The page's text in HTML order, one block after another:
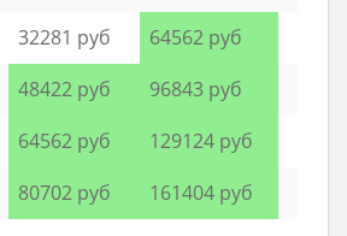
32281 руб
64562 руб
48422 руб
96843 руб
64562 руб
129124 руб
80702 руб 161404 руб